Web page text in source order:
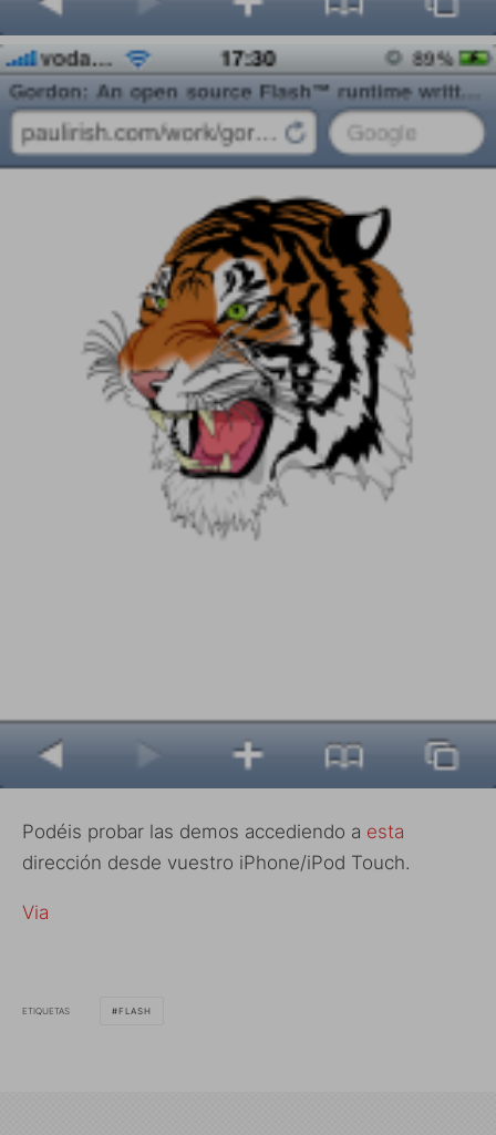
Podéis probar las demos accediendo a esta
dirección desde vuestro iPhone/iPod Touch.
Via
ETIQUETAS FLASH